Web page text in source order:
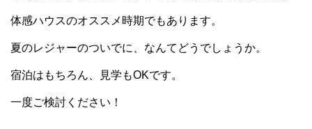
体感ハウスのオススメ時期でもあります。
夏のレジャーのついでに、なんてどうでしょうか。
宿泊はもちろん、見学もOKです。
一度ご検討ください！